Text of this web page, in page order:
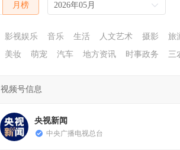
月榜 2026年05月
影视娱乐 音乐 生活 人文艺术 摄影
旅
美妆 萌宠 汽车 地方资讯 时事政务 三
视频号信息
央视新闻
中央广播电视总台